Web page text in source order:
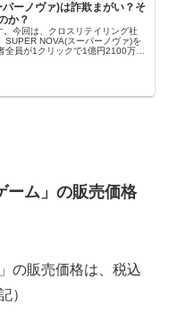
ーノヴァ)は詐欺まがい？そ
か？
。今回は、クロスリテイリング社
SUPER NOVA(スーパーノヴァ)を
全員が1クリックで1億円2100万円
ーム」の販売価格
の販売価格は、税込
）